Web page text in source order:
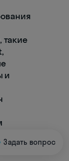
и
Задать вопрос